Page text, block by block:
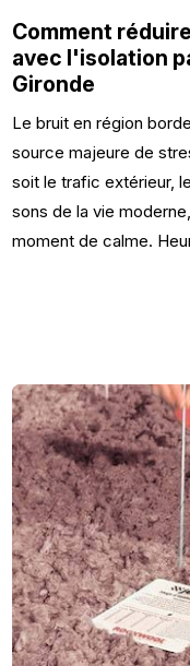
Comment
avec l'isolation
Gironde
Le bruit en région
source majeure de
soit le trafic extérieur,
sons de la vie
moment de calme.